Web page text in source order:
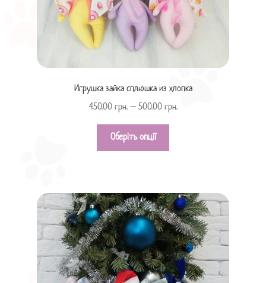
Игрушка зайка сплюшка из хлопка
450.00 грн.– 500.00 грн.
Оберіть опції